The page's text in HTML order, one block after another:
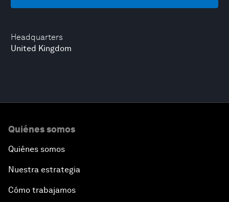
Headquarters
United Kingdom
Quiénes somos
Quiénes somos
Nuestra estrategia
Cómo trabajamos